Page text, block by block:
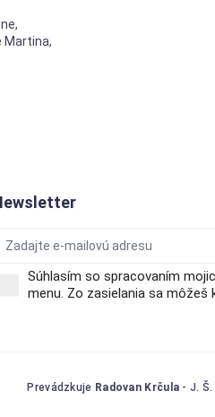
Martina,
Súhlasím so spracovaním
menu. Zo zasielania sa môžeš
Prevádzkuje Radovan Krčula - J.